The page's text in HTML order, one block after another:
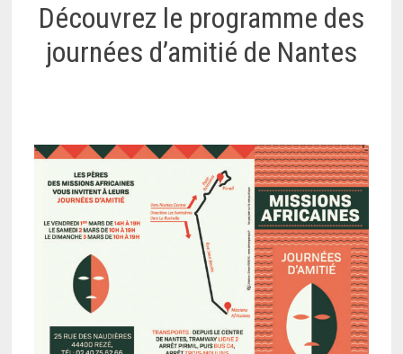
Découvrez le programme des
journées d’amitié de Nantes